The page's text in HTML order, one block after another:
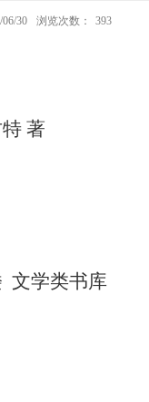
30 浏览次数： 393
著
文学类书库